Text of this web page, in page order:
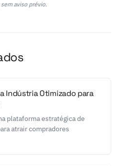
aviso prévio.
Indústria Otimizado para
plataforma estratégica de
atrair compradores